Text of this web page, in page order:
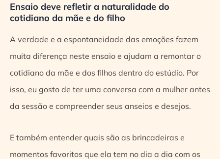
Ensaio deve refletir a naturalidade do
cotidiano da mãe e do filho
A verdade e a espontaneidade das emoções fazem
muita diferença neste ensaio e ajudam a remontar o
cotidiano da mãe e dos filhos dentro do estúdio. Por
isso, eu gosto de ter uma conversa com a mulher antes
da sessão e compreender seus anseios e desejos.
E também entender quais são as brincadeiras e
momentos favoritos que ela tem no dia a dia com os